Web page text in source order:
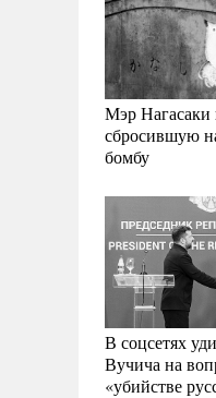
Мэр Нагасаки
сбросившую
бомбу
В соцсетях
Вучича на
«убийстве